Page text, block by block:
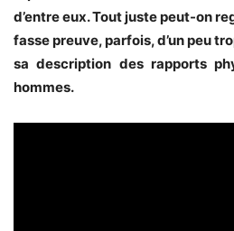
d’entre eux. Tout juste peut-on
fasse preuve, parfois, d’un peu
sa description des rapports
hommes.